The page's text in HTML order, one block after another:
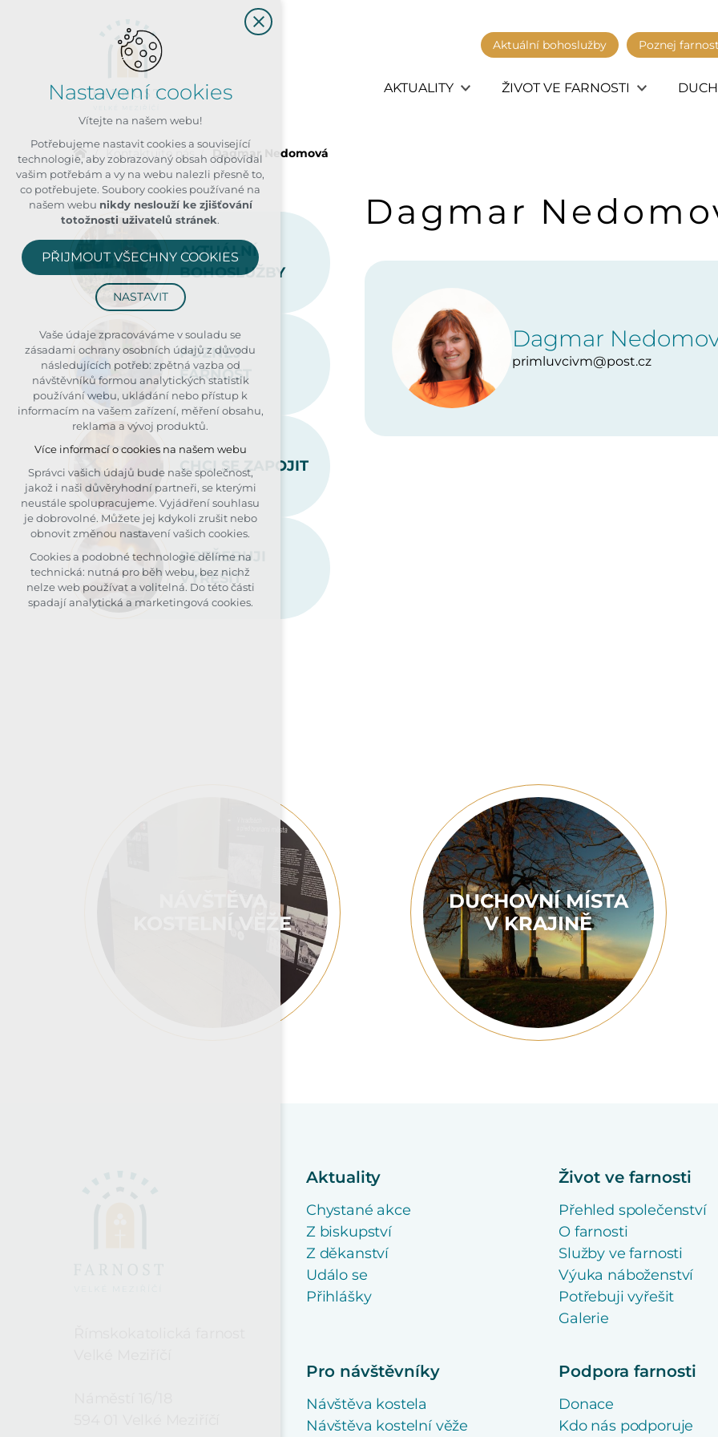
Aktuální bohoslužby Poznej farnost
AKTUALITY ŽIVOT VE FARNOSTI
Kontaktujte nás Dagmar Nedomová
Dagmar
Dagmar
primluvcivm@post.cz
AKTUÁLNÍ
BOHOSLUŽBY
POZNEJ
FARNOST
CHCI SE ZAPOJIT
POTŘEBUJI
VYŘEŠIT
KOSTELNÍ VĚŽE
DUCHOVNÍ MÍSTA
V KRAJINĚ
Aktuality
Chystané akce
Z biskupství
Z děkanství
Událo se
Přihlášky
Život ve farnosti
Přehled společenství
O farnosti
Služby ve farnosti
Výuka náboženství
Potřebuji vyřešit
Galerie
Pro návštěvníky
Návštěva kostela
Návštěva kostelní věže
Podpora farnosti
Donace
Kdo nás podporuje
Nastavení cookies
Vítejte na našem webu!
Potřebujeme nastavit cookies a související
technologie, aby zobrazovaný obsah odpovídal
vašim potřebám a vy na webu nalezli přesně to,
co potřebujete. Soubory cookies používané na
našem webu nikdy neslouží ke zjišťování
totožnosti uživatelů stránek.
PŘIJMOUT VŠECHNY COOKIES
NASTAVIT
Technická cookies
nutná pro provozování webu
udržení kontextu stránek (session):
případná přihlášení, volby jazyka, apod.
Volitelná cookies
analytická pro anonymizované
vyhodnocení návštěvnosti
marketingová cookies (Google, Seznam,
Facebook)
Více informací o cookies na našem webu
PŘIJMOUT VŠECHNY COOKIES
ODMÍTNOUT VOLITELNÁ
Vaše údaje zpracováváme v souladu se
zásadami ochrany osobních údajů z důvodu
následujících potřeb: zpětná vazba od
návštěvníků formou analytických statistik
používání webu, ukládání nebo přístup k
informacím na vašem zařízení, měření obsahu,
reklama a vývoj produktů.
Více informací o cookies na našem webu
Správci vašich údajů bude naše společnost,
jakož i naši důvěryhodní partneři, se kterými
neustále spolupracujeme. Vyjádření souhlasu
je dobrovolné. Můžete jej kdykoli zrušit nebo
obnovit změnou nastavení vašich cookies.
Cookies a podobné technologie dělíme na
technická: nutná pro běh webu, bez nichž
nelze web používat a volitelná. Do této části
spadají analytická a marketingová cookies.